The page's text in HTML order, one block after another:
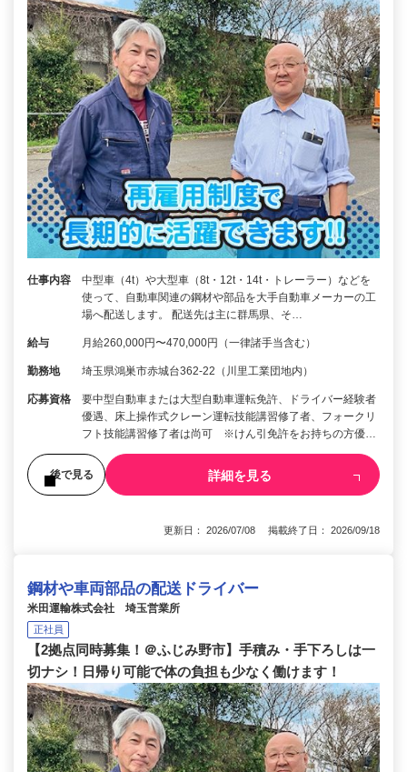
仕事内容
中型車（4t）や大型車（8t・12t・14t・トレーラー）などを
使って、自動車関連の鋼材や部品を大手自動車メーカーの工
場へ配送します。 配送先は主に群馬県、そ…
給与 月給260,000円〜470,000円（一律諸手当含む）
勤務地 埼玉県鴻巣市赤城台362-22（川里工業団地内）
応募資格
要中型自動車または大型自動車運転免許、ドライバー経験者
優遇、床上操作式クレーン運転技能講習修了者、フォークリ
フト技能講習修了者は尚可 ※けん引免許をお持ちの方優…
後で見る 詳細を見る
更新日： 2026/07/08 掲載終了日： 2026/09/18
鋼材や車両部品の配送ドライバー
米田運輸株式会社 埼玉営業所
正社員
【2拠点同時募集！＠ふじみ野市】手積み・手下ろしは一
切ナシ！日帰り可能で体の負担も少なく働けます！